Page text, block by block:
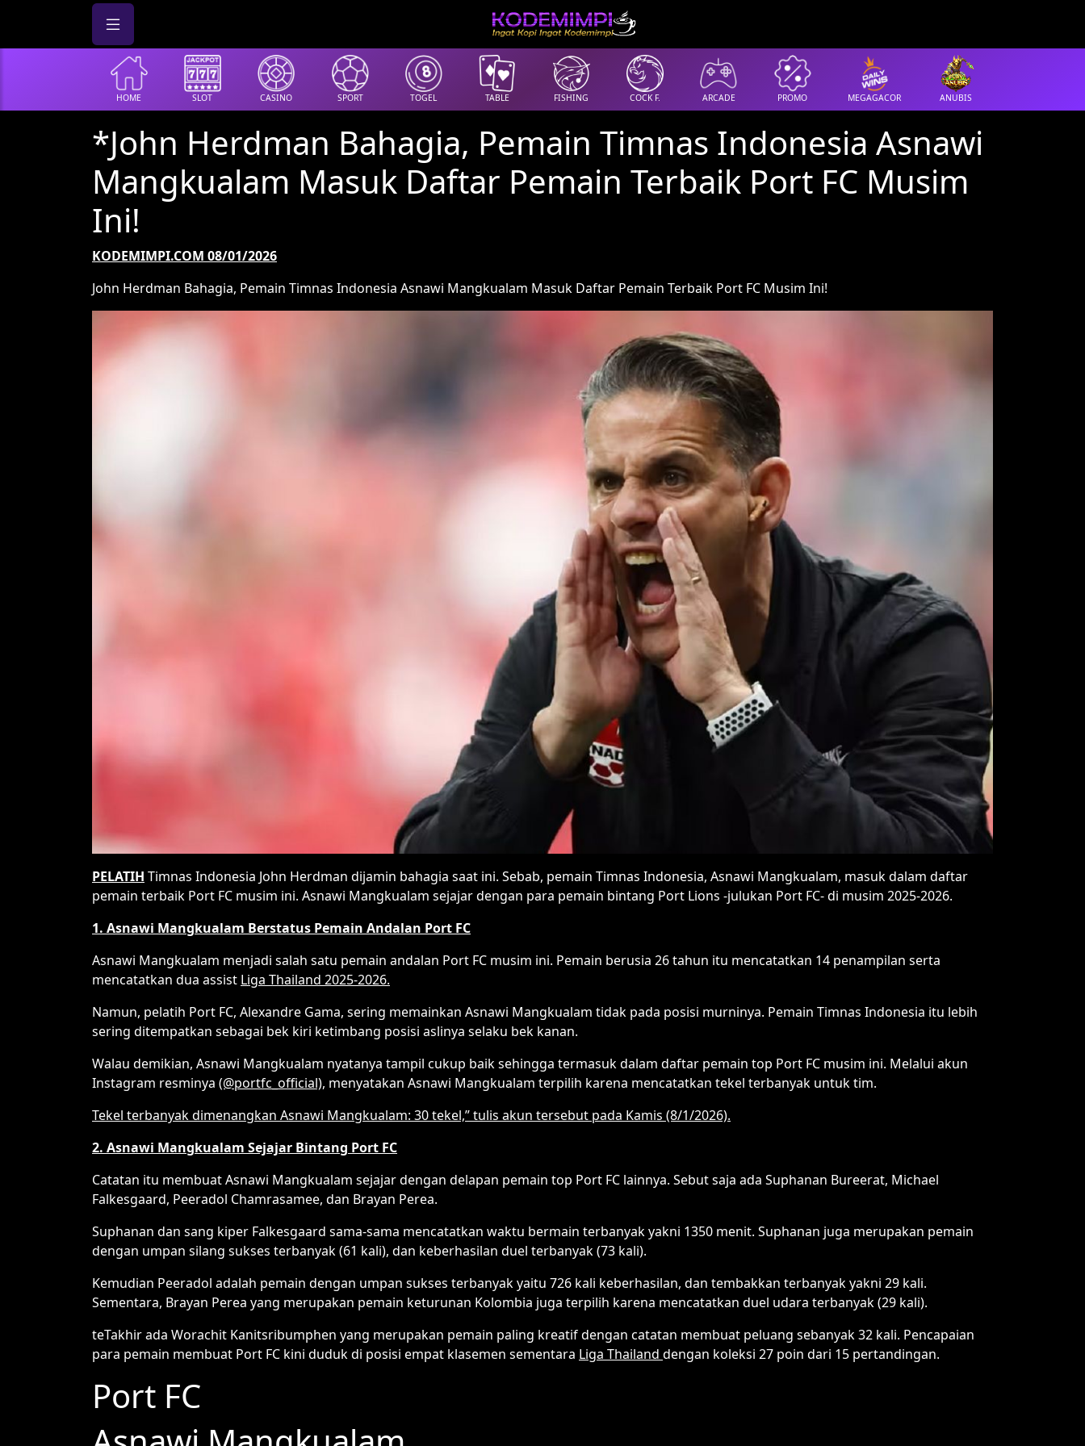
HOME SLOT CASINO SPORT TOGEL TABLE FISHING COCK F. ARCADE PROMO MEGAGACOR ANUBIS
*John Herdman Bahagia, Pemain Timnas Indonesia Asnawi
Mangkualam Masuk Daftar Pemain Terbaik Port FC Musim
Ini!
KODEMIMPI.COM 08/01/2026
John Herdman Bahagia, Pemain Timnas Indonesia Asnawi Mangkualam Masuk Daftar Pemain Terbaik Port FC Musim Ini!
PELATIH Timnas Indonesia John Herdman dijamin bahagia saat ini. Sebab, pemain Timnas Indonesia, Asnawi Mangkualam, masuk dalam daftar
pemain terbaik Port FC musim ini. Asnawi Mangkualam sejajar dengan para pemain bintang Port Lions -julukan Port FC- di musim 2025-2026.
1. Asnawi Mangkualam Berstatus Pemain Andalan Port FC
Asnawi Mangkualam menjadi salah satu pemain andalan Port FC musim ini. Pemain berusia 26 tahun itu mencatatkan 14 penampilan serta
mencatatkan dua assist Liga Thailand 2025-2026.
Namun, pelatih Port FC, Alexandre Gama, sering memainkan Asnawi Mangkualam tidak pada posisi murninya. Pemain Timnas Indonesia itu lebih
sering ditempatkan sebagai bek kiri ketimbang posisi aslinya selaku bek kanan.
Walau demikian, Asnawi Mangkualam nyatanya tampil cukup baik sehingga termasuk dalam daftar pemain top Port FC musim ini. Melalui akun
Instagram resminya (@portfc_official), menyatakan Asnawi Mangkualam terpilih karena mencatatkan tekel terbanyak untuk tim.
Tekel terbanyak dimenangkan Asnawi Mangkualam: 30 tekel,” tulis akun tersebut pada Kamis (8/1/2026).
2. Asnawi Mangkualam Sejajar Bintang Port FC
Catatan itu membuat Asnawi Mangkualam sejajar dengan delapan pemain top Port FC lainnya. Sebut saja ada Suphanan Bureerat, Michael
Falkesgaard, Peeradol Chamrasamee, dan Brayan Perea.
Suphanan dan sang kiper Falkesgaard sama-sama mencatatkan waktu bermain terbanyak yakni 1350 menit. Suphanan juga merupakan pemain
dengan umpan silang sukses terbanyak (61 kali), dan keberhasilan duel terbanyak (73 kali).
Kemudian Peeradol adalah pemain dengan umpan sukses terbanyak yaitu 726 kali keberhasilan, dan tembakkan terbanyak yakni 29 kali.
Sementara, Brayan Perea yang merupakan pemain keturunan Kolombia juga terpilih karena mencatatkan duel udara terbanyak (29 kali).
teTakhir ada Worachit Kanitsribumphen yang merupakan pemain paling kreatif dengan catatan membuat peluang sebanyak 32 kali. Pencapaian
para pemain membuat Port FC kini duduk di posisi empat klasemen sementara Liga Thailand dengan koleksi 27 poin dari 15 pertandingan.
Port FC